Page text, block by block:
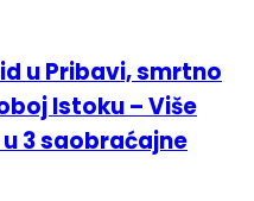
u Pribavi, smrtno
Istoku – Više
3 saobraćajne